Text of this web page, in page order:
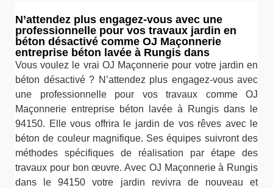
N’attendez plus engagez-vous avec une
professionnelle pour vos travaux jardin en
béton désactivé comme OJ Maçonnerie
entreprise béton lavée à Rungis dans
Vous voulez le vrai OJ Maçonnerie pour votre jardin en
béton désactivé ? N’attendez plus engagez-vous avec
une professionnelle pour vos travaux comme OJ
Maçonnerie entreprise béton lavée à Rungis dans le
94150. Elle vous offrira le jardin de vos rêves avec le
béton de couleur magnifique. Ses équipes suivront des
méthodes spécifiques de réalisation par étape des
travaux pour bon œuvre. Avec OJ Maçonnerie à Rungis
dans le 94150 votre jardin revivra de nouveau et